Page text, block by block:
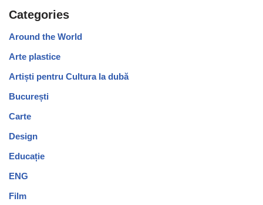
Categories
Around the World
Arte plastice
Artiști pentru Cultura la dubă
București
Carte
Design
Educație
ENG
Film